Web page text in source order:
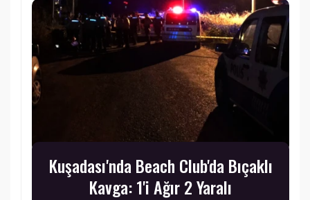
Kuşadası'nda Beach Club'da Bıçaklı
Kavga: 1'i Ağır 2 Yaralı